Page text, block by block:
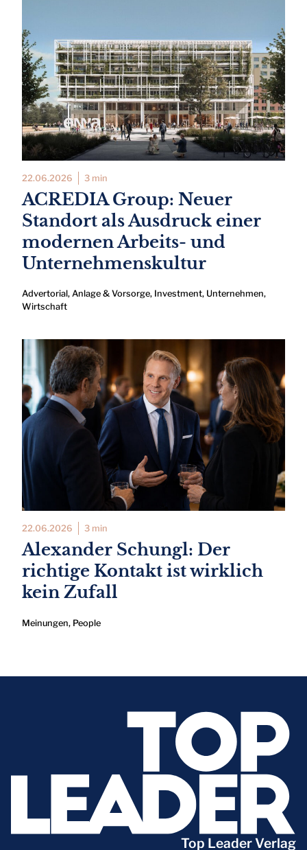
22.06.2026 3 min
ACREDIA Group: Neuer
Standort als Ausdruck einer
modernen Arbeits- und
Unternehmenskultur
Advertorial, Anlage & Vorsorge, Investment, Unternehmen,
Wirtschaft
22.06.2026 3 min
Alexander Schungl: Der
richtige Kontakt ist wirklich
kein Zufall
Meinungen, People
Top Leader Verlag